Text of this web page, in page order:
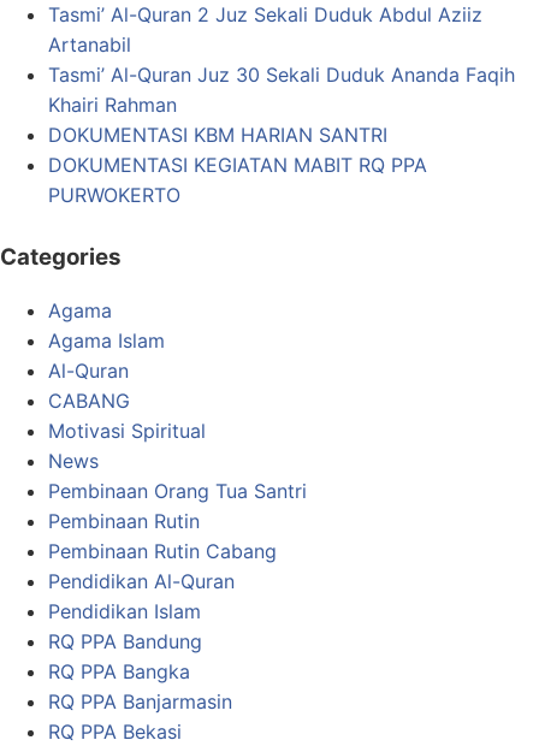
Tasmi’ Al-Quran 2 Juz Sekali Duduk Abdul Aziiz
Artanabil
Tasmi’ Al-Quran Juz 30 Sekali Duduk Ananda Faqih
Khairi Rahman
DOKUMENTASI KBM HARIAN SANTRI
DOKUMENTASI KEGIATAN MABIT RQ PPA
PURWOKERTO
Categories
Agama
Agama Islam
Al-Quran
CABANG
Motivasi Spiritual
News
Pembinaan Orang Tua Santri
Pembinaan Rutin
Pembinaan Rutin Cabang
Pendidikan Al-Quran
Pendidikan Islam
RQ PPA Bandung
RQ PPA Bangka
RQ PPA Banjarmasin
RQ PPA Bekasi